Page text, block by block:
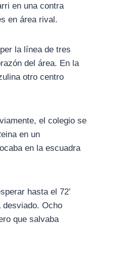
en una contra
en área rival.
la línea de tres
del área. En la
otro centro
el colegio se
en un
en la escuadra
hasta el 72’
desviado. Ocho
que salvaba